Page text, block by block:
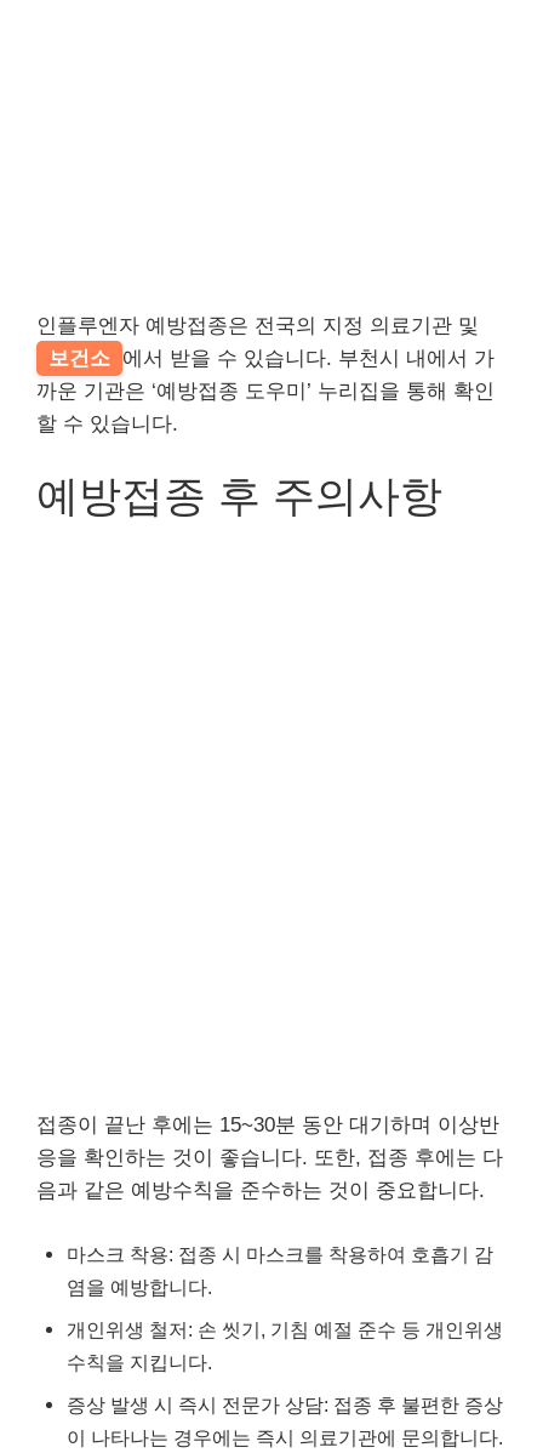
인플루엔자 예방접종은 전국의 지정 의료기관 및
보건소 에서 받을 수 있습니다. 부천시 내에서 가
까운 기관은 ‘예방접종 도우미’ 누리집을 통해 확인
할 수 있습니다.
예방접종 후 주의사항
접종이 끝난 후에는 15~30분 동안 대기하며 이상반
응을 확인하는 것이 좋습니다. 또한, 접종 후에는 다
음과 같은 예방수칙을 준수하는 것이 중요합니다.
마스크 착용: 접종 시 마스크를 착용하여 호흡기 감
염을 예방합니다.
개인위생 철저: 손 씻기, 기침 예절 준수 등 개인위생
수칙을 지킵니다.
증상 발생 시 즉시 전문가 상담: 접종 후 불편한 증상
이 나타나는 경우에는 즉시 의료기관에 문의합니다.